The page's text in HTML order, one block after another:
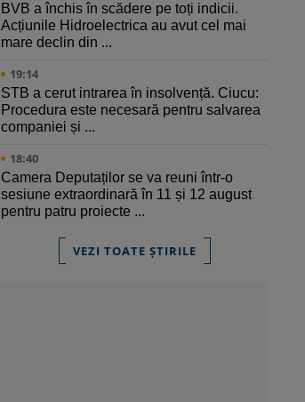
BVB a închis în scădere pe toți indicii.
Acțiunile Hidroelectrica au avut cel mai
mare declin din ...
19:14
STB a cerut intrarea în insolvență. Ciucu:
Procedura este necesară pentru salvarea
companiei și ...
18:40
Camera Deputaților se va reuni într-o
sesiune extraordinară în 11 și 12 august
pentru patru proiecte ...
VEZI TOATE ȘTIRILE